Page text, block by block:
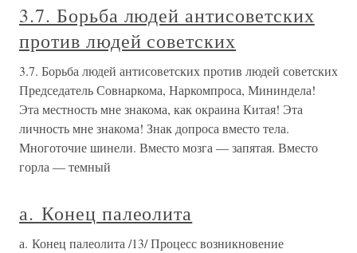
3.7. Борьба людей антисоветских
против людей советских
3.7. Борьба людей антисоветских против людей советских
Председатель Совнаркома, Наркомпроса, Мининдела!
Эта местность мне знакома, как окраина Китая! Эта
личность мне знакома! Знак допроса вместо тела.
Многоточие шинели. Вместо мозга — запятая. Вместо
горла — темный
а. Конец палеолита
а. Конец палеолита /13/ Процесс возникновение